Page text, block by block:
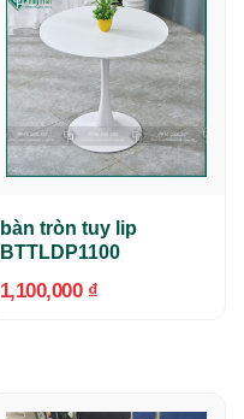
bàn tròn tuy lip
BTTLDP1100
1,100,000 ₫